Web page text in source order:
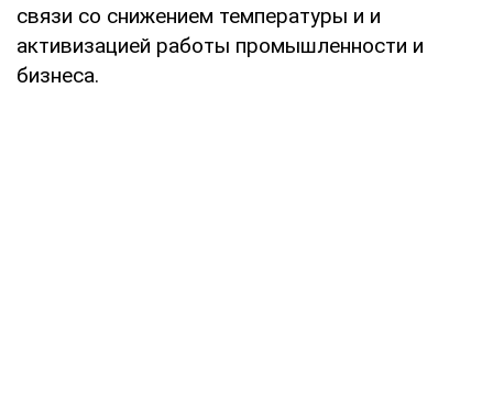
связи со снижением температуры и и
активизацией работы промышленности и
бизнеса.